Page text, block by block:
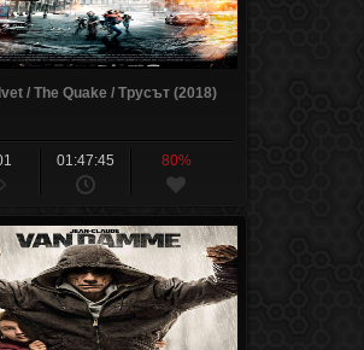
/ The Quake / Трусът (2018)
01:47:45 80%